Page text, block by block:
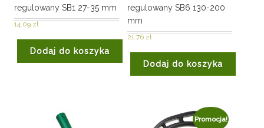
regulowany SB1 27-35 mm
14.09 zł
Dodaj do koszyka
regulowany SB6 130-200
mm
21.76 zł
Dodaj do koszyka
Promocja!